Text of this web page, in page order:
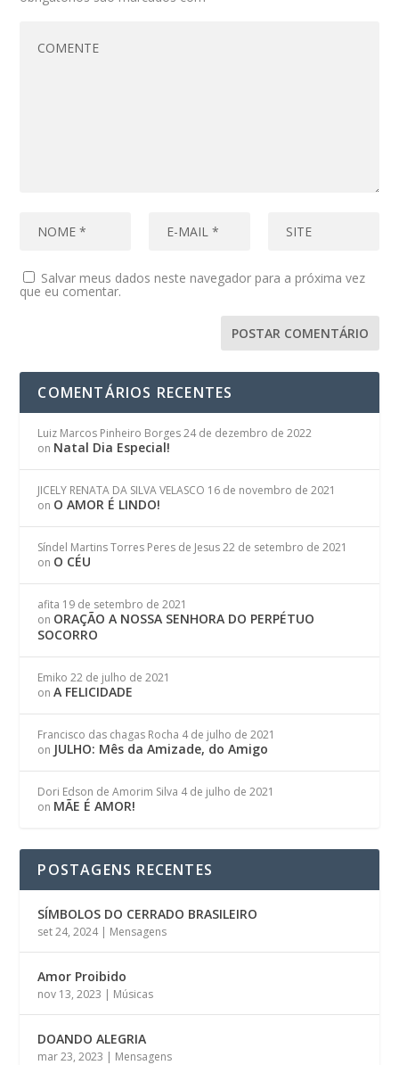
Salvar meus dados neste navegador para a próxima vez
que eu comentar.
COMENTÁRIOS RECENTES
Luiz Marcos Pinheiro Borges 24 de dezembro de 2022
on Natal Dia Especial!
JICELY RENATA DA SILVA VELASCO 16 de novembro de 2021
on O AMOR É LINDO!
Síndel Martins Torres Peres de Jesus 22 de setembro de 2021
on O CÉU
afita 19 de setembro de 2021
on ORAÇÃO A NOSSA SENHORA DO PERPÉTUO
SOCORRO
Emiko 22 de julho de 2021
onA FELICIDADE
Francisco das chagas Rocha 4 de julho de 2021
on JULHO: Mês da Amizade, do Amigo
Dori Edson de Amorim Silva 4 de julho de 2021
on MÃE É AMOR!
POSTAGENS RECENTES
SÍMBOLOS DO CERRADO BRASILEIRO
set 24, 2024| Mensagens
Amor Proibido
nov 13, 2023 | Músicas
DOANDO ALEGRIA
mar 23, 2023 | Mensagens